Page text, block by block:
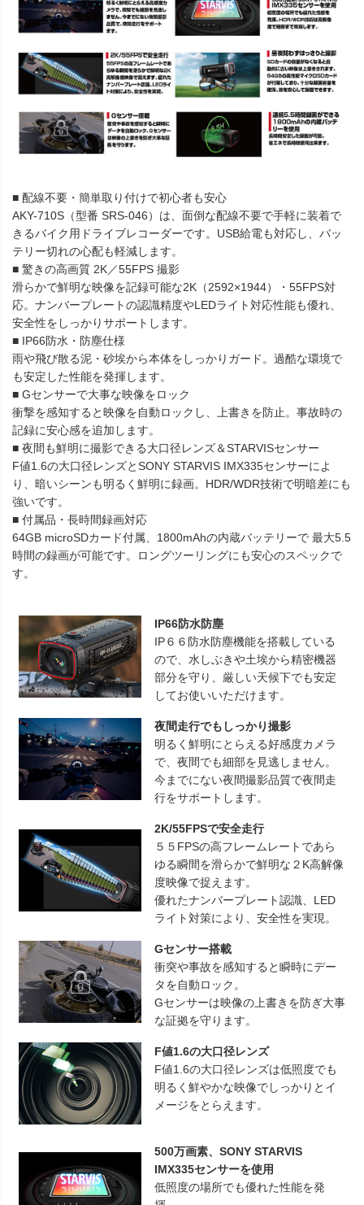
■ 配線不要・簡単取り付けで初心者も安心
AKY-710S（型番 SRS-046）は、面倒な配線不要で手軽に装着で
きるバイク用ドライブレコーダーです。USB給電も対応し、バッ
テリー切れの心配も軽減します。
■ 驚きの高画質 2K／55FPS 撮影
滑らかで鮮明な映像を記録可能な2K（2592×1944）・55FPS対
応。ナンバープレートの認識精度やLEDライト対応性能も優れ、
安全性をしっかりサポートします。
■ IP66防水・防塵仕様
雨や飛び散る泥・砂埃から本体をしっかりガード。過酷な環境で
も安定した性能を発揮します。
■ Gセンサーで大事な映像をロック
衝撃を感知すると映像を自動ロックし、上書きを防止。事故時の
記録に安心感を追加します。
■ 夜間も鮮明に撮影できる大口径レンズ＆STARVISセンサー
F値1.6の大口径レンズとSONY STARVIS IMX335センサーによ
り、暗いシーンも明るく鮮明に録画。HDR/WDR技術で明暗差にも
強いです。
■ 付属品・長時間録画対応
64GB microSDカード付属、1800mAhの内蔵バッテリーで 最大5.5
時間の録画が可能です。ロングツーリングにも安心のスペックで
す。
IP66防水防塵
IP６６防水防塵機能を搭載している
ので、水しぶきや土埃から精密機器
部分を守り、厳しい天候下でも安定
してお使いいただけます。
夜間走行でもしっかり撮影
明るく鮮明にとらえる好感度カメラ
で、夜間でも細部を見逃しません。
今までにない夜間撮影品質で夜間走
行をサポートします。
2K/55FPSで安全走行
５５FPSの高フレームレートであら
ゆる瞬間を滑らかで鮮明な２K高解像
度映像で捉えます。
優れたナンバープレート認識、LED
ライト対策により、安全性を実現。
Gセンサー搭載
衝突や事故を感知すると瞬時にデー
タを自動ロック。
Gセンサーは映像の上書きを防ぎ大事
な証拠を守ります。
F値1.6の大口径レンズ
F値1.6の大口径レンズは低照度でも
明るく鮮やかな映像でしっかりとイ
メージをとらえます。
500万画素、SONY STARVIS
IMX335センサーを使用
低照度の場所でも優れた性能を発